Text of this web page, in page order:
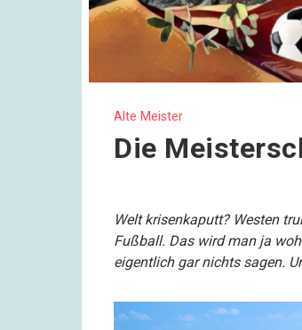
Alte Meister
Die
Welt krisenkaputt? Westen
Fußball. Das wird man ja
eigentlich gar nichts sagen.